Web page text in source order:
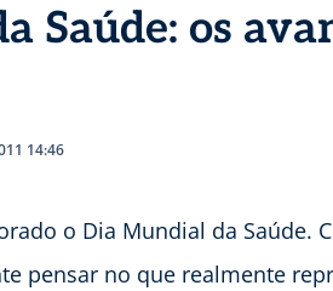
Saúde: os
14:46
o Dia Mundial da Saúde.
pensar no que realmente